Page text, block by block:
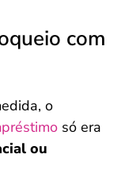
com
o
só era
ou